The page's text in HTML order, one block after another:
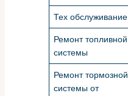
Тех обслуживание
Ремонт топливной
системы
Ремонт тормозной
системы от